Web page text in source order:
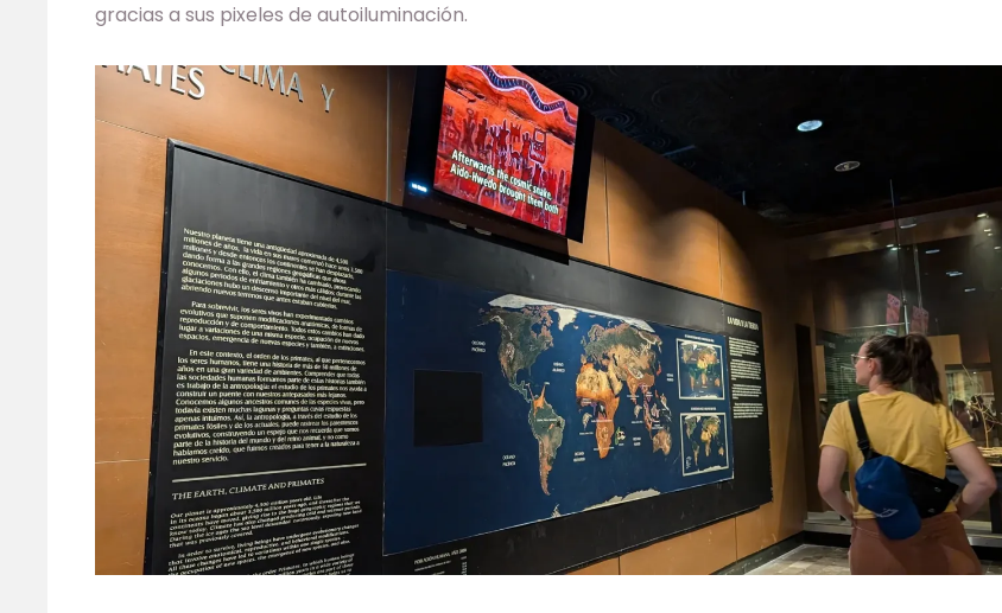
gracias a sus pixeles de autoiluminación.